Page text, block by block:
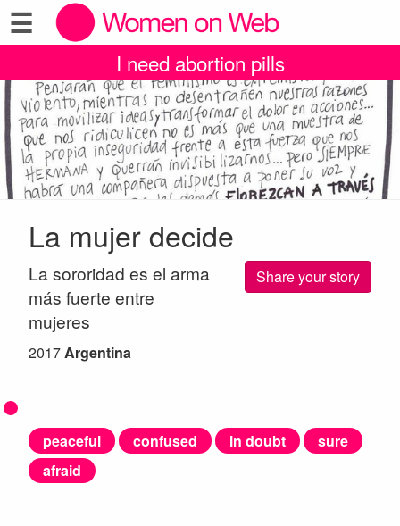
☰
I need abortion pills
La mujer decide
Share your story
La sororidad es el arma
más fuerte entre
mujeres
2017Argentina
peaceful confused in doubt
sure
afraid